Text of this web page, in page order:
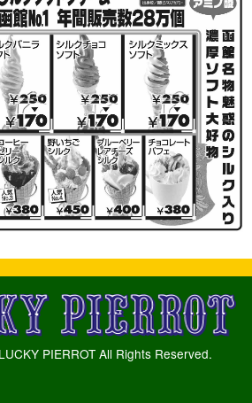
PIERROT All Rights Reserved.